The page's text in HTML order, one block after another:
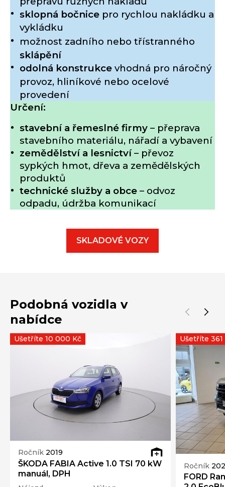
sklopná bočnice pro rychlou nakládku a
vykládku
možnost zadního nebo třístranného
sklápění
odolná konstrukcevhodná pro náročný
provoz, hliníkové nebo ocelové
provedení
Určení:
stavební a řemeslné firmy– přeprava
stavebního materiálu, nářadí a vybavení
zemědělství a lesnictví– převoz
sypkých hmot, dřeva a zemědělských
produktů
technické služby a obce– odvoz
odpadu, údržba komunikací
SKLADOVÉ VOZY
Podobná vozidla v
nabídce
Ročník 2019
ŠKODA FABIA Active 1.0 TSI 70 kW
manuál, DPH
Ušetříte 10 000 Kč
Ročník
FORD
Ušetříte